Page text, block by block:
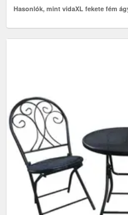
Hasonlók, mint vidaXL fekete fém